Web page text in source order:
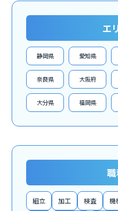
エ
静岡県 愛知県
奈良県 大阪府
大分県 福岡県
組立 加工 検査 機